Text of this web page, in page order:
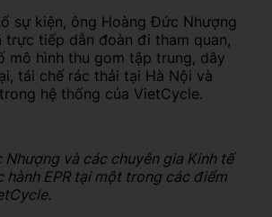
sự kiện, ông Hoàng Đức Nhượng
tiếp dẫn đoàn đi tham quan,
mô hình thu gom tập trung, dây
tái chế rác thải tại Hà Nội và
hệ thống của VietCycle.
Nhượng và các chuyên gia Kinh tế
EPR tại một trong các điểm